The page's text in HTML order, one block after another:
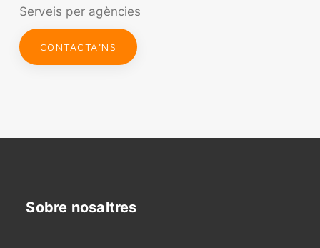
Serveis per agències
CONTACTA'NS
Sobre nosaltres